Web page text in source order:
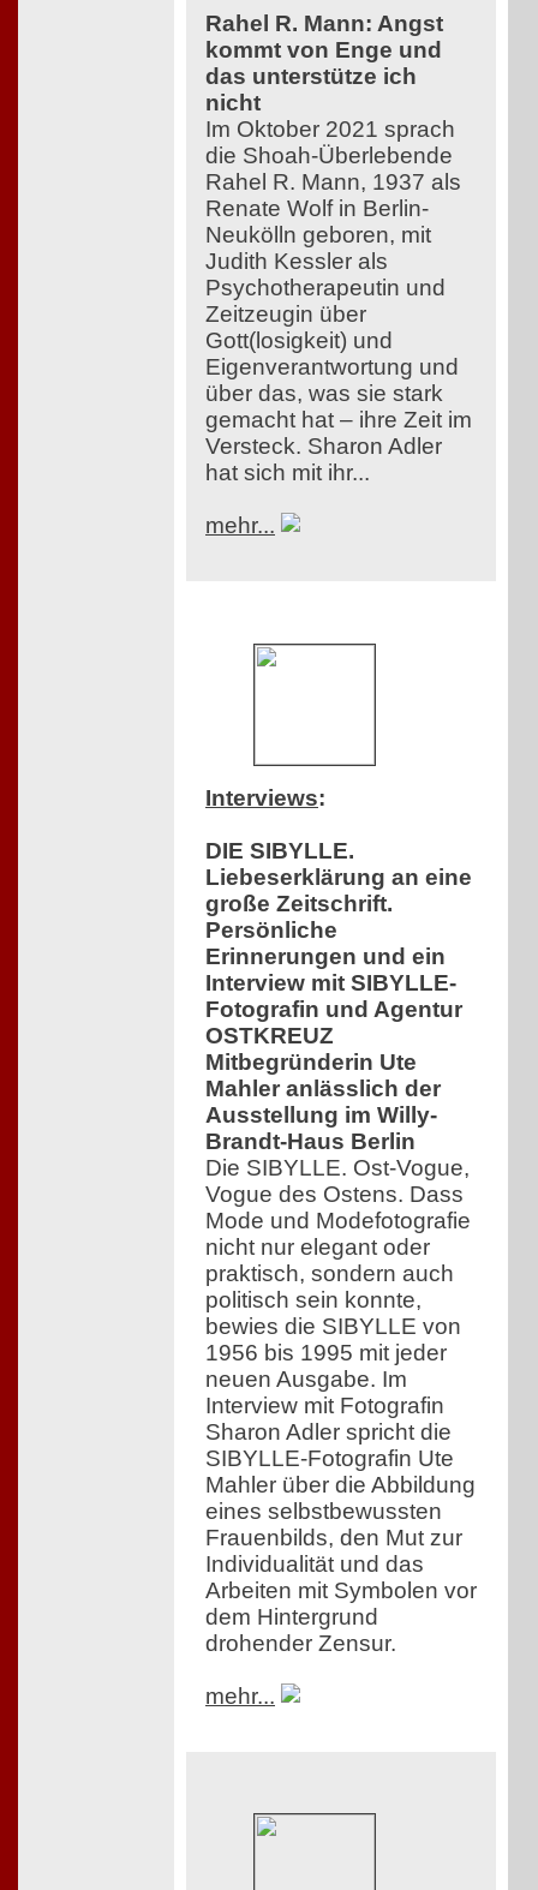
Rahel R. Mann: Angst
kommt von Enge und
das unterstütze ich
nicht
Im Oktober 2021 sprach
die Shoah-Überlebende
Rahel R. Mann, 1937 als
Renate Wolf in Berlin-
Neukölln geboren, mit
Judith Kessler als
Psychotherapeutin und
Zeitzeugin über
Gott(losigkeit) und
Eigenverantwortung und
über das, was sie stark
gemacht hat – ihre Zeit im
Versteck. Sharon Adler
hat sich mit ihr...
mehr...
Interviews:
DIE SIBYLLE.
Liebeserklärung an eine
große Zeitschrift.
Persönliche
Erinnerungen und ein
Interview mit SIBYLLE-
Fotografin und Agentur
OSTKREUZ
Mitbegründerin Ute
Mahler anlässlich der
Ausstellung im Willy-
Brandt-Haus Berlin
Die SIBYLLE. Ost-Vogue,
Vogue des Ostens. Dass
Mode und Modefotografie
nicht nur elegant oder
praktisch, sondern auch
politisch sein konnte,
bewies die SIBYLLE von
1956 bis 1995 mit jeder
neuen Ausgabe. Im
Interview mit Fotografin
Sharon Adler spricht die
SIBYLLE-Fotografin Ute
Mahler über die Abbildung
eines selbstbewussten
Frauenbilds, den Mut zur
Individualität und das
Arbeiten mit Symbolen vor
dem Hintergrund
drohender Zensur.
mehr...